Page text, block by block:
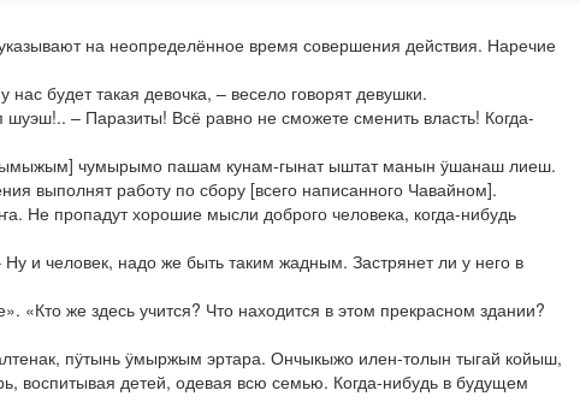
на неопределённое время совершения действия. Наречие
будет такая девочка, – весело говорят девушки.
– Паразиты! Всё равно не сможете сменить власть! Когда-
чумырымо пашам кунам-гынат ыштат манын ӱшанаш лиеш.
выполнят работу по сбору [всего написанного Чавайном].
пропадут хорошие мысли доброго человека, когда-нибудь
и человек, надо же быть таким жадным. Застрянет ли у него в
же здесь учится? Что находится в этом прекрасном здании?
пӱтынь ӱмыржым эртара. Ончыкыжо илен-толын тыгай койыш,
детей, одевая всю семью. Когда-нибудь в будущем